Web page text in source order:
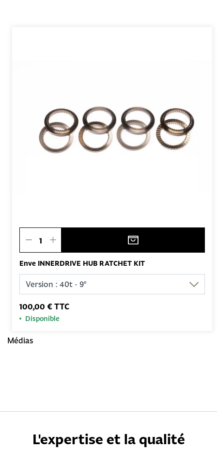
Enve INNERDRIVE HUB RATCHET KIT
100,00 € TTC
Disponible
Médias
L'expertise et la qualité